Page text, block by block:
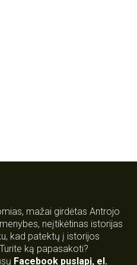
mažai girdėtas Antrojo
neįtikėtinas istorijas
kad patektų į istorijos
ką papasakoti?
Facebook puslapį, el.